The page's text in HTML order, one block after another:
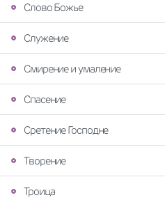
Слово Божье
Служение
Смирение и умаление
Спасение
Сретение Господне
Творение
Троица